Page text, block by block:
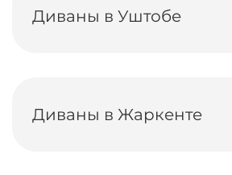
Диваны в Уштобе
Диваны в Жаркенте